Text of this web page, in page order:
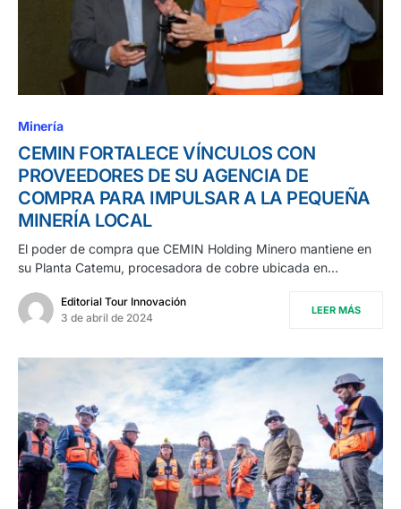
Minería
CEMIN FORTALECE VÍNCULOS CON
PROVEEDORES DE SU AGENCIA DE
COMPRA PARA IMPULSAR A LA PEQUEÑA
MINERÍA LOCAL
El poder de compra que CEMIN Holding Minero mantiene en
su Planta Catemu, procesadora de cobre ubicada en…
Editorial Tour Innovación
3 de abril de 2024
LEER MÁS